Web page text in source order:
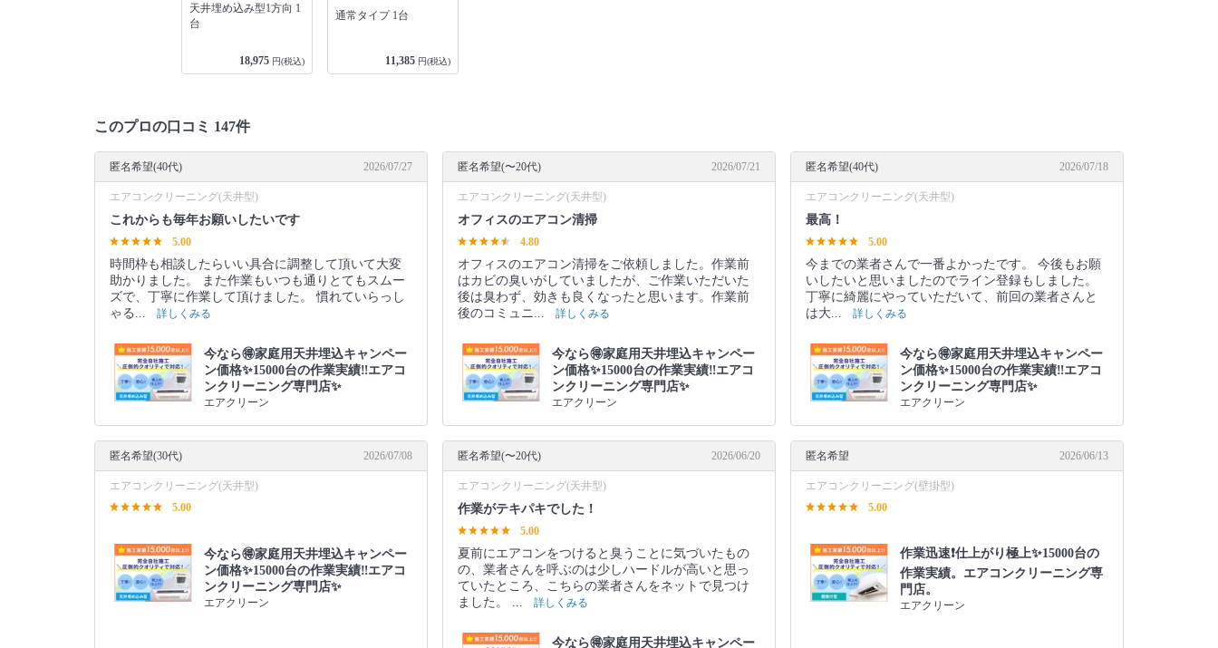
天井埋め込み型1方向 1
台
18,975 円(税込)
通常タイプ 1台
11,385 円(税込)
このプロの口コミ 147件
匿名希望(40代) 2026/07/27
エアコンクリーニング(天井型)
これからも毎年お願いしたいです
5.00
時間枠も相談したらいい具合に調整して頂いて大変
助かりました。 また作業もいつも通りとてもスムー
ズで、丁寧に作業して頂けました。 慣れていらっし
ゃる...
詳しくみる
今なら🉐家庭用天井埋込キャンペー
ン価格✨15000台の作業実績‼️エアコ
ンクリーニング専門店✨
エアクリーン
匿名希望(〜20代) 2026/07/21
エアコンクリーニング(天井型)
オフィスのエアコン清掃
4.80
オフィスのエアコン清掃をご依頼しました。作業前
はカビの臭いがしていましたが、ご作業いただいた
後は臭わず、効きも良くなったと思います。作業前
後のコミュニ...
詳しくみる
今なら🉐家庭用天井埋込キャンペー
ン価格✨15000台の作業実績‼️エアコ
ンクリーニング専門店✨
エアクリーン
匿名希望(40代) 2026/07/18
エアコンクリーニング(天井型)
最高！
5.00
今までの業者さんで一番よかったです。 今後もお願
いしたいと思いましたのでライン登録もしました。
丁寧に綺麗にやっていただいて、前回の業者さんと
は大...
詳しくみる
今なら🉐家庭用天井埋込キャンペー
ン価格✨15000台の作業実績‼️エアコ
ンクリーニング専門店✨
エアクリーン
匿名希望(30代) 2026/07/08
エアコンクリーニング(天井型)
5.00
今なら🉐家庭用天井埋込キャンペー
ン価格✨15000台の作業実績‼️エアコ
ンクリーニング専門店✨
エアクリーン
匿名希望(〜20代) 2026/06/20
エアコンクリーニング(天井型)
作業がテキパキでした！
5.00
夏前にエアコンをつけると臭うことに気づいたもの
の、業者さんを呼ぶのは少しハードルが高いと思っ
ていたところ、こちらの業者さんをネットで見つけ
ました。 ...
詳しくみる
今なら🉐家庭用天井埋込キャンペー
匿名希望 2026/06/13
エアコンクリーニング(壁掛型)
5.00
作業迅速❗️仕上がり極上✨15000台の
作業実績。エアコンクリーニング専
門店。
エアクリーン